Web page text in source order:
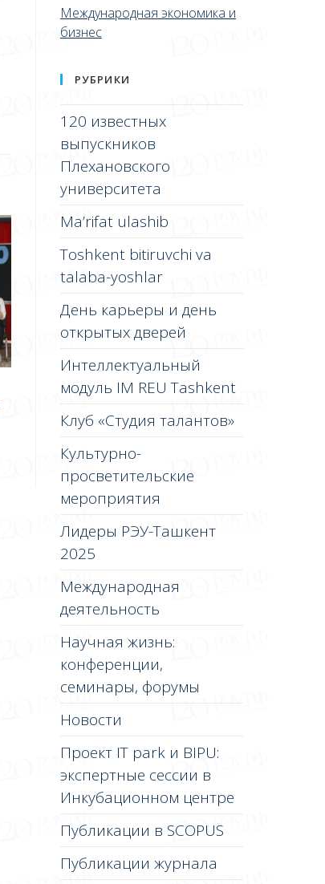
Международная экономика и
бизнес
РУБРИКИ
120 известных
выпускников
Плехановского
университета
Ma’rifat ulashib
Toshkent bitiruvchi va
talaba-yoshlar
День карьеры и день
открытых дверей
Интеллектуальный
модуль IM REU Tashkent
Клуб «Студия талантов»
Культурно-
просветительские
мероприятия
Лидеры РЭУ-Ташкент
2025
Международная
деятельность
Научная жизнь:
конференции,
семинары, форумы
Новости
Проект IT park и BIPU:
экспертные сессии в
Инкубационном центре
Публикации в SCOPUS
Публикации журнала